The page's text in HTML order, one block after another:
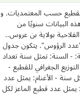
حسب المعتمديات. و
سنويًا من
بولاية بن عروس..
الرؤوس". يتكون جدول
- السنة: تمثل سنة تعداد
الجغرافي للقطيع -
سنة - الأغنام: يمثل عدد
عدد قطيع الماعز لكل